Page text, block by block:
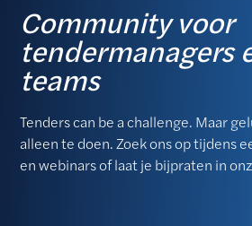
Community voor
tendermanagers
teams
Tenders can be a challenge. Maar
alleen te doen. Zoek ons op tijdens
en webinars of laat je bijpraten in